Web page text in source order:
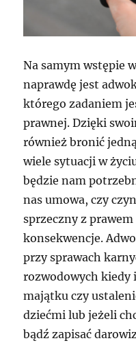
Na samym wstępie
naprawdę jest
którego zadaniem
prawnej. Dzięki
również bronić
wiele sytuacji w
będzie nam
nas umowa, czy
sprzeczny z
konsekwencje.
przy sprawach
rozwodowych kiedy
majątku czy
dziećmi lub jeżeli
bądź zapisać